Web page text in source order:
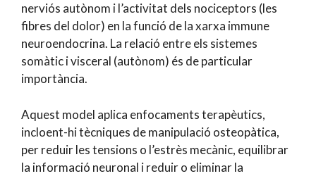
nerviós autònom i l’activitat dels nociceptors (les
fibres del dolor) en la funció de la xarxa immune
neuroendocrina. La relació entre els sistemes
somàtic i visceral (autònom) és de particular
importància.
Aquest model aplica enfocaments terapèutics,
incloent-hi tècniques de manipulació osteopàtica,
per reduir les tensions o l’estrès mecànic, equilibrar
la informació neuronal i reduir o eliminar la